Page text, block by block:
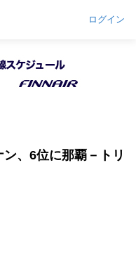
ログイン
、6位に那覇－トリ